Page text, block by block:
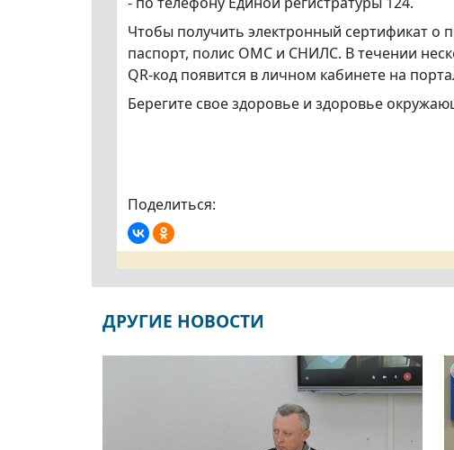
Чтобы получить электронный сертификат о
паспорт, полис ОМC и СНИЛС. В течении
QR-код появится в личном кабинете на
Берегите свое здоровье и здоровье
Поделиться:
ДРУГИЕ НОВОСТИ